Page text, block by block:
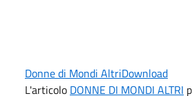
Donne di Mondi AltriDownload
L'articolo DONNE DI MONDI ALTRI